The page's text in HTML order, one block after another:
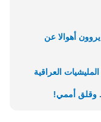
أهوالا عن
العراقية